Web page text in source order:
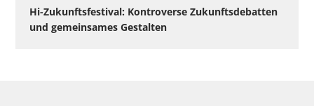
Hi-Zukunftsfestival: Kontroverse Zukunftsdebatten
und gemeinsames Gestalten